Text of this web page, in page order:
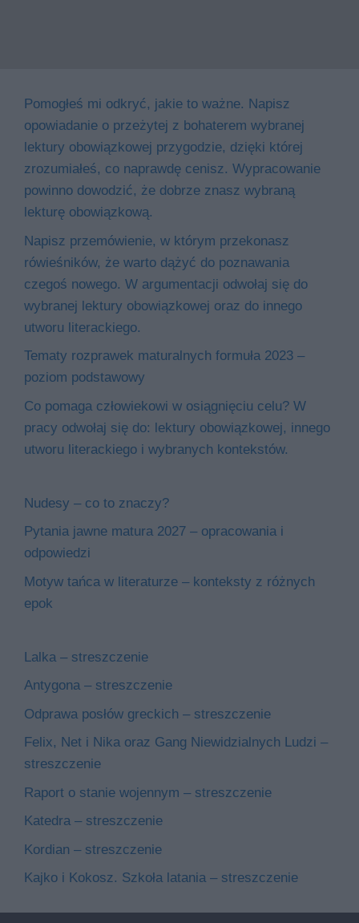
Pomogłeś mi odkryć, jakie to ważne. Napisz
opowiadanie o przeżytej z bohaterem wybranej
lektury obowiązkowej przygodzie, dzięki której
zrozumiałeś, co naprawdę cenisz. Wypracowanie
powinno dowodzić, że dobrze znasz wybraną
lekturę obowiązkową.
Napisz przemówienie, w którym przekonasz
rówieśników, że warto dążyć do poznawania
czegoś nowego. W argumentacji odwołaj się do
wybranej lektury obowiązkowej oraz do innego
utworu literackiego.
Tematy rozprawek maturalnych formuła 2023 –
poziom podstawowy
Co pomaga człowiekowi w osiągnięciu celu? W
pracy odwołaj się do: lektury obowiązkowej, innego
utworu literackiego i wybranych kontekstów.
Nudesy – co to znaczy?
Pytania jawne matura 2027 – opracowania i
odpowiedzi
Motyw tańca w literaturze – konteksty z różnych
epok
Lalka – streszczenie
Antygona – streszczenie
Odprawa posłów greckich – streszczenie
Felix, Net i Nika oraz Gang Niewidzialnych Ludzi –
streszczenie
Raport o stanie wojennym – streszczenie
Katedra – streszczenie
Kordian – streszczenie
Kajko i Kokosz. Szkoła latania – streszczenie